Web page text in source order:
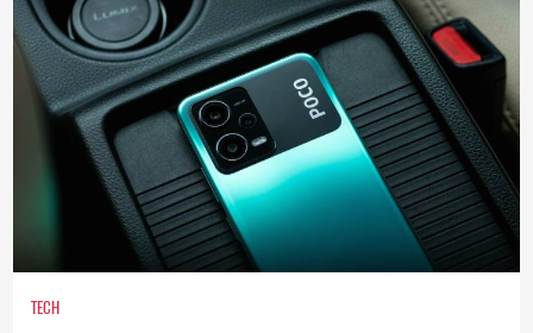
TECH